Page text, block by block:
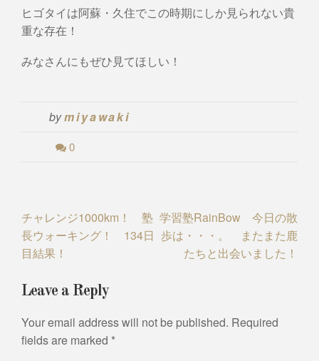
ヒゴタイは阿蘇・久住でこの時期にしか見られない貴
重な存在！
みなさんにもぜひ見てほしい！
bymiyawaki
0
Post
navigation
チャレンジ1000km！ 塾
長ウォーキング！ 134日
目結果！
学習塾RainBow 今日の散
歩は・・・。 またまた鹿
たちと出会いました！
Leave a Reply
Your email address will not be published. Required
fields are marked *